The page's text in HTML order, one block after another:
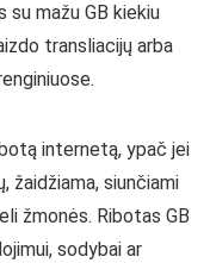
su mažu GB kiekiu
transliacijų arba
internetą, ypač jei
žaidžiama, siunčiami
žmonės. Ribotas GB
sodybai ar